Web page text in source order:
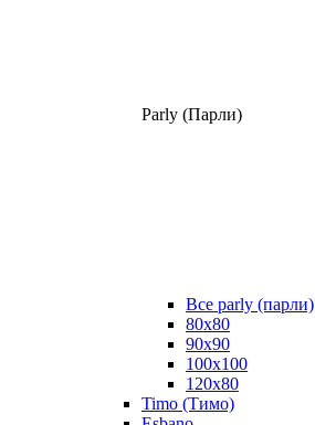
Parly (Парли)
Все parly (парли)
80x80
90x90
100x100
120x80
Timo (Тимо)